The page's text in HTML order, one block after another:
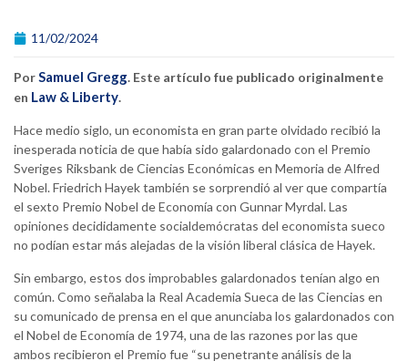
11/02/2024
PorSamuel Gregg. Este artículo fue publicado originalmente
en Law & Liberty.
Hace medio siglo, un economista en gran parte olvidado recibió la
inesperada noticia de que había sido galardonado con el Premio
Sveriges Riksbank de Ciencias Económicas en Memoria de Alfred
Nobel. Friedrich Hayek también se sorprendió al ver que compartía
el sexto Premio Nobel de Economía con Gunnar Myrdal. Las
opiniones decididamente socialdemócratas del economista sueco
no podían estar más alejadas de la visión liberal clásica de Hayek.
Sin embargo, estos dos improbables galardonados tenían algo en
común. Como señalaba la Real Academia Sueca de las Ciencias en
su comunicado de prensa en el que anunciaba los galardonados con
el Nobel de Economía de 1974, una de las razones por las que
ambos recibieron el Premio fue “su penetrante análisis de la